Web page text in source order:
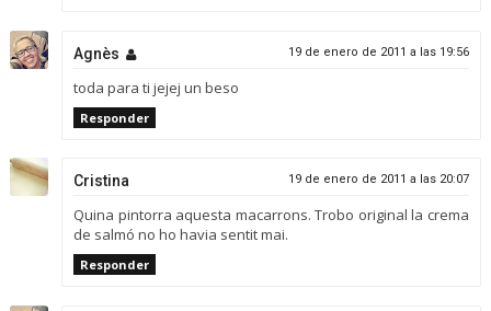
Agnès 19 de enero de 2011 a las 19:56
toda para ti jejej un beso
Responder
Cristina 19 de enero de 2011 a las 20:07
Quina pintorra aquesta macarrons. Trobo original la crema
de salmó no ho havia sentit mai.
Responder